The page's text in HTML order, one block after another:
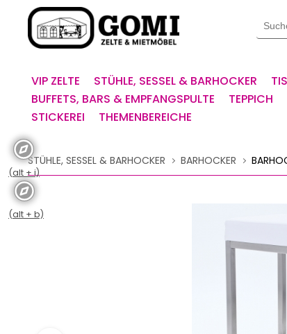
Willkommen.
Verwenden
Barrierefreiheitsmenü
und
ALT
um
Suche
VIP ZELTE STÜHLE, SESSEL & BARHOCKER
BUFFETS, BARS & EMPFANGSPULTE
TEPPICH
STICKEREI
THEMENBEREICHE
STÜHLE, SESSEL & BARHOCKER BARHOCKER
(alt + b)
(alt + i)